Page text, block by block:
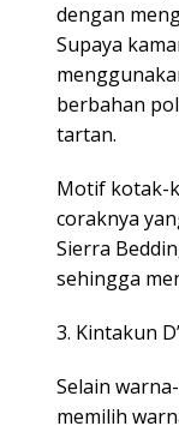
dengan
Supaya
berbahan
tartan.
Motif kotak-
coraknya
Sierra
sehingga
3. Kintakun
Selain
memilih